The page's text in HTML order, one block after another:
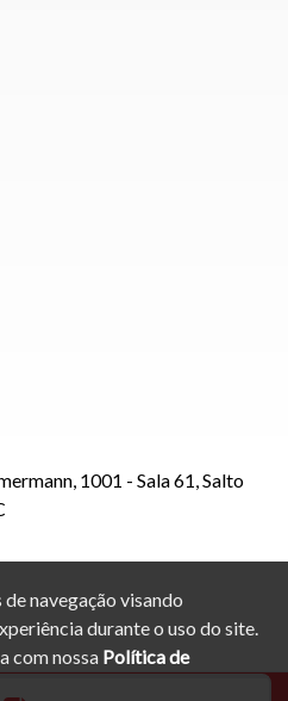
navegação visando
durante o uso do site.
com nossa Política de
1001 - Sala 61, Salto